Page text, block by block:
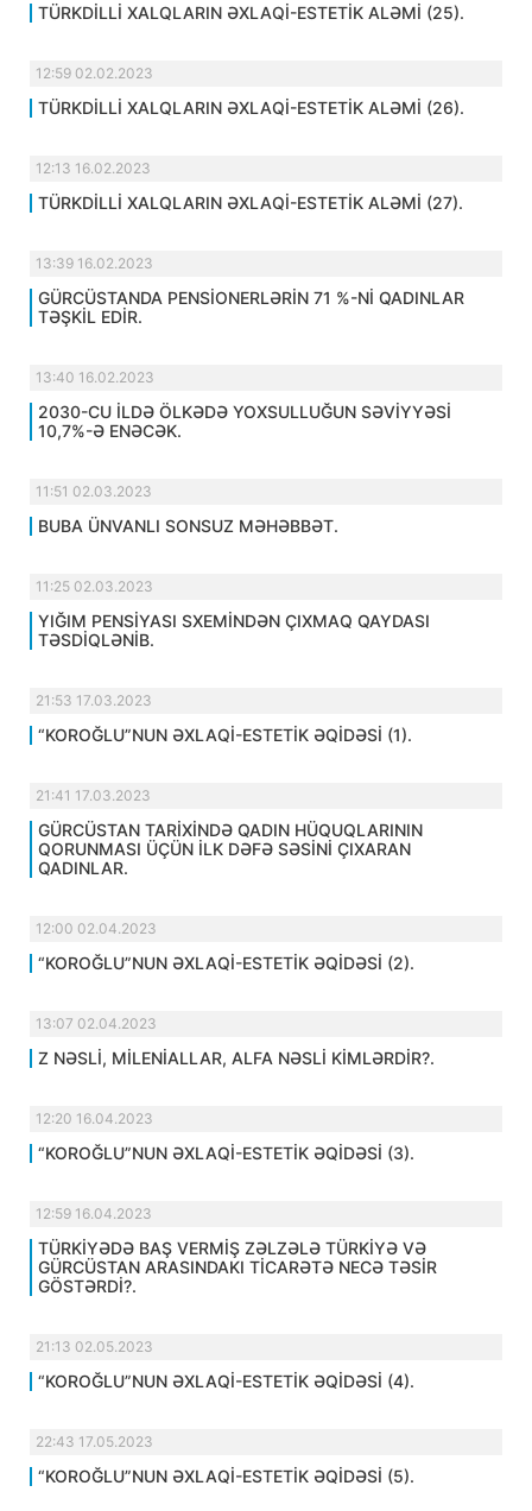
TÜRKDİLLİ XALQLARIN ƏXLAQİ-ESTETİK ALƏMİ (25).
12:59 02.02.2023
TÜRKDİLLİ XALQLARIN ƏXLAQİ-ESTETİK ALƏMİ (26).
12:13 16.02.2023
TÜRKDİLLİ XALQLARIN ƏXLAQİ-ESTETİK ALƏMİ (27).
13:39 16.02.2023
GÜRCÜSTANDA PENSİONERLƏRİN 71 %-Nİ QADINLAR
TƏŞKİL EDİR.
13:40 16.02.2023
2030-CU İLDƏ ÖLKƏDƏ YOXSULLUĞUN SƏVİYYƏSİ
10,7%-Ə ENƏCƏK.
11:51 02.03.2023
BUBA ÜNVANLI SONSUZ MƏHƏBBƏT.
11:25 02.03.2023
YIĞIM PENSİYASI SXEMİNDƏN ÇIXMAQ QAYDASI
TƏSDİQLƏNİB.
21:53 17.03.2023
“KOROĞLU”NUN ƏXLAQİ-ESTETİK ƏQİDƏSİ (1).
21:41 17.03.2023
GÜRCÜSTAN TARİXİNDƏ QADIN HÜQUQLARININ
QORUNMASI ÜÇÜN İLK DƏFƏ SƏSİNİ ÇIXARAN
QADINLAR.
12:00 02.04.2023
“KOROĞLU”NUN ƏXLAQİ-ESTETİK ƏQİDƏSİ (2).
13:07 02.04.2023
Z NƏSLİ, MİLENİALLAR, ALFA NƏSLİ KİMLƏRDİR?.
12:20 16.04.2023
“KOROĞLU”NUN ƏXLAQİ-ESTETİK ƏQİDƏSİ (3).
12:59 16.04.2023
TÜRKİYƏDƏ BAŞ VERMİŞ ZƏLZƏLƏ TÜRKİYƏ VƏ
GÜRCÜSTAN ARASINDAKI TİCARƏTƏ NECƏ TƏSİR
GÖSTƏRDİ?.
21:13 02.05.2023
“KOROĞLU”NUN ƏXLAQİ-ESTETİK ƏQİDƏSİ (4).
22:43 17.05.2023
“KOROĞLU”NUN ƏXLAQİ-ESTETİK ƏQİDƏSİ (5).